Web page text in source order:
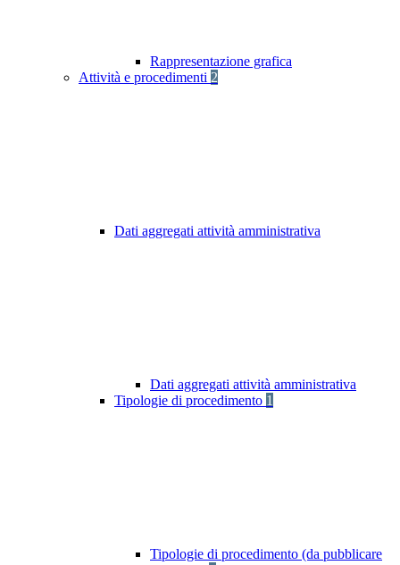
Rappresentazione grafica
Attività e procedimenti 2
Dati aggregati attività amministrativa
Dati aggregati attività amministrativa
Tipologie di procedimento 1
Tipologie di procedimento (da pubblicare